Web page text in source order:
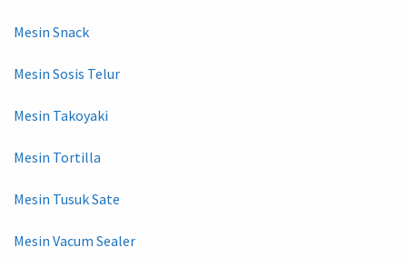
Mesin Snack
Mesin Sosis Telur
Mesin Takoyaki
Mesin Tortilla
Mesin Tusuk Sate
Mesin Vacum Sealer